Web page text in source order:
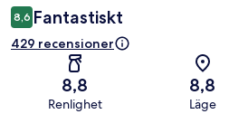
8,6 Fantastiskt
429 recensioner
8,8
Renlighet
8,8
Läge